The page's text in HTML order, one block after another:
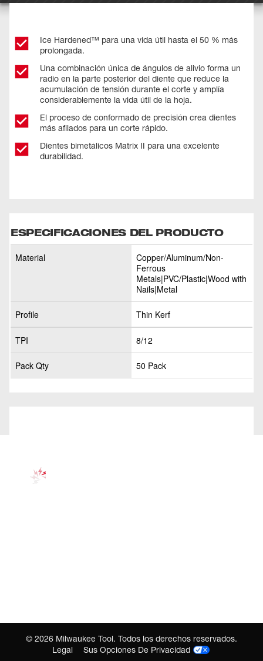
Ice Hardened™ para una vida útil hasta el 50 % más
prolongada.
Una combinación única de ángulos de alivio forma un
radio en la parte posterior del diente que reduce la
acumulación de tensión durante el corte y amplía
considerablemente la vida útil de la hoja.
El proceso de conformado de precisión crea dientes
más afilados para un corte rápido.
Dientes bimetálicos Matrix II para una excelente
durabilidad.
ESPECIFICACIONES DEL PRODUCTO
Material
Copper/Aluminum/Non-
Ferrous
Metals|PVC/Plastic|Wood with
Nails|Metal
Profile Thin Kerf
TPI 8/12
Pack Qty 50 Pack
© 2026 Milwaukee Tool. Todos los derechos reservados.
Legal
Sus Opciones De Privacidad